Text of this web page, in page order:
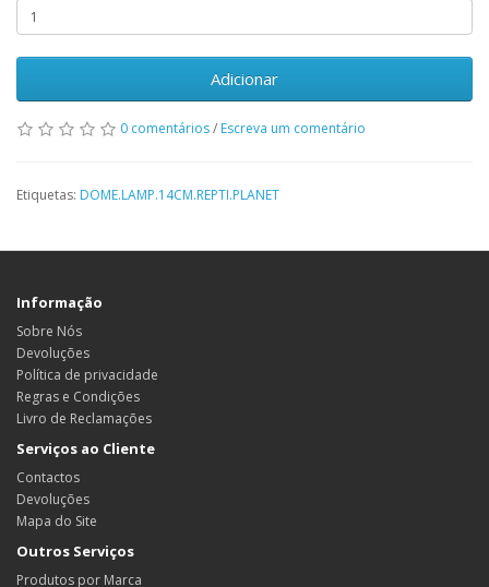
Adicionar
0 comentários/ Escreva um comentário
Etiquetas: DOME.LAMP.14CM.REPTI.PLANET
Informação
Sobre Nós
Devoluções
Política de privacidade
Regras e Condições
Livro de Reclamações
Serviços ao Cliente
Contactos
Devoluções
Mapa do Site
Outros Serviços
Produtos por Marca